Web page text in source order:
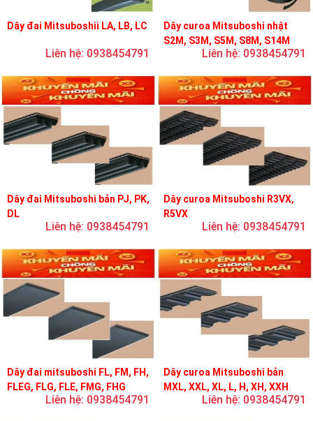
Dây đai Mitsuboshii LA, LB, LC
Liên hệ: 0938454791
Dây curoa Mitsuboshi nhật
S2M, S3M, S5M, S8M, S14M
Liên hệ: 0938454791
Dây đai Mitsuboshi bản PJ, PK,
DL
Liên hệ: 0938454791
Dây curoa Mitsuboshi R3VX,
R5VX
Liên hệ: 0938454791
Dây đai mitsuboshi FL, FM, FH,
FLEG, FLG, FLE, FMG, FHG
Liên hệ: 0938454791
Dây curoa Mitsuboshi bản
MXL, XXL, XL, L, H, XH, XXH
Liên hệ: 0938454791